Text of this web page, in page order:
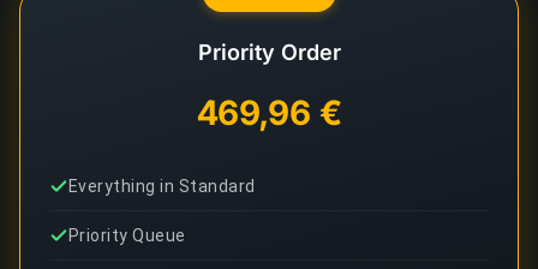
Priority Order
469,96 €
Everything in Standard
Priority Queue